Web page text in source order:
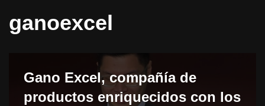
ganoexcel
Gano Excel, compañía de
productos enriquecidos con los